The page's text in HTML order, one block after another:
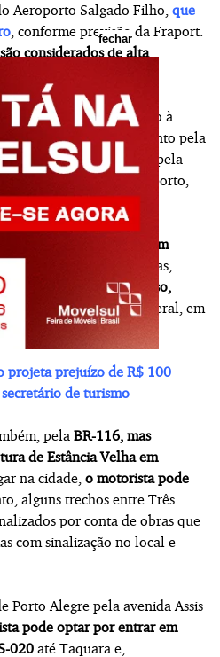
Aeroporto Salgado Filho, que
, conforme previsão da Fraport.
considerados de alta
Alegre e ir em direção à
estão liberadas
, tanto pela
e freeway (BR-290), pela
da Fiergs, e pelo aeroporto,
três opções para chegar em
, por Canoas,
Petrópolis e,após isso,
trechos da rodovia federal, em
por manutenção.
projeta prejuízo de R$ 100
de turismo
pelaBR-116, mas
de Estância Velha em
na cidade, o motorista pode
alguns trechos entre Três
por conta de obras que
com sinalização no local e
Porto Alegre pela avenida Assis
pode optar por entrar em
020 até Taquara e,
fechar